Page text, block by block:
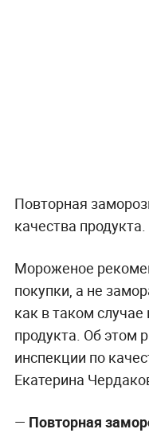
Повторная
качества продукта.
Мороженое
покупки, а не
как в таком случае
продукта. Об этом
инспекции по
Екатерина
— Повторная